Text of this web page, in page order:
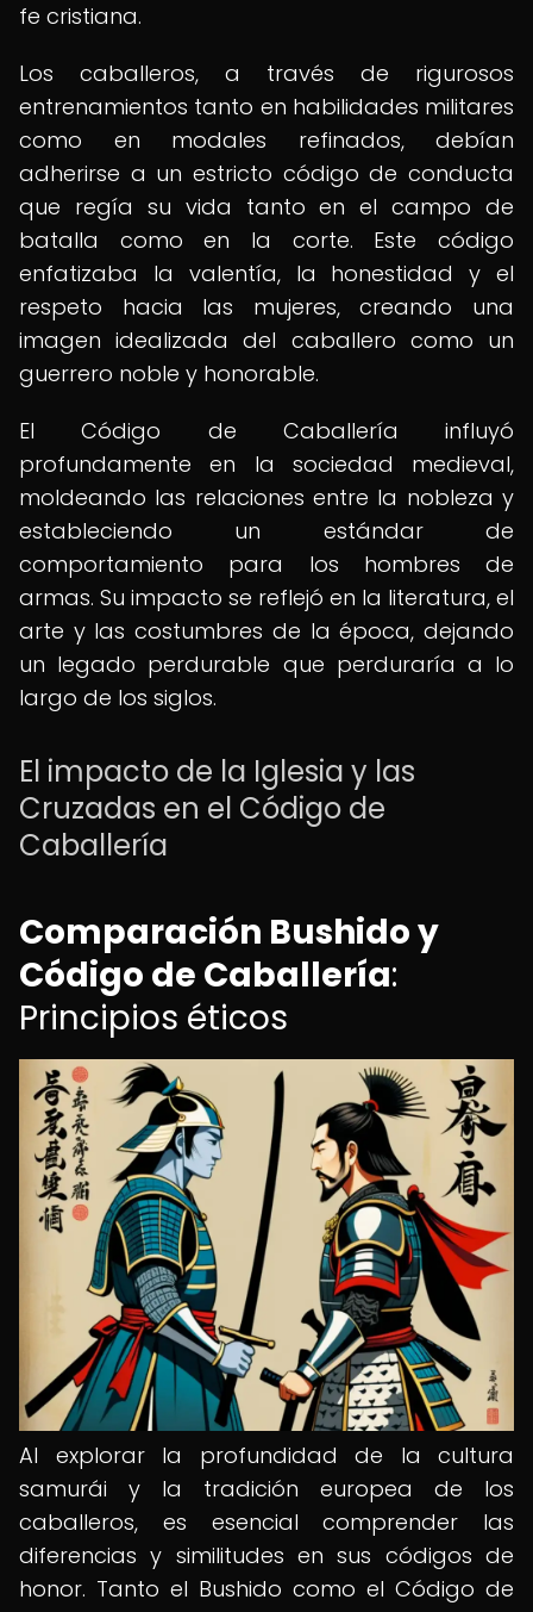
fe cristiana.
Los caballeros, a través de rigurosos
entrenamientos tanto en habilidades militares
como en modales refinados, debían
adherirse a un estricto código de conducta
que regía su vida tanto en el campo de
batalla como en la corte. Este código
enfatizaba la valentía, la honestidad y el
respeto hacia las mujeres, creando una
imagen idealizada del caballero como un
guerrero noble y honorable.
El Código de Caballería influyó
profundamente en la sociedad medieval,
moldeando las relaciones entre la nobleza y
estableciendo un estándar de
comportamiento para los hombres de
armas. Su impacto se reflejó en la literatura, el
arte y las costumbres de la época, dejando
un legado perdurable que perduraría a lo
largo de los siglos.
El impacto de la Iglesia y las
Cruzadas en el Código de
Caballería
Comparación Bushido y
Código de Caballería:
Principios éticos
Al explorar la profundidad de la cultura
samurái y la tradición europea de los
caballeros, es esencial comprender las
diferencias y similitudes en sus códigos de
honor. Tanto el Bushido como el Código de